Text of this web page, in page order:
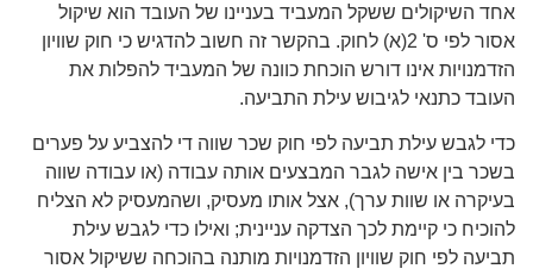
אחד השיקולים ששקל המעביד בעניינו של העובד הוא שיקול
אסור לפי ס' 2(א) לחוק. בהקשר זה חשוב להדגיש כי חוק שוויון
הזדמנויות אינו דורש הוכחת כוונה של המעביד להפלות את
העובד כתנאי לגיבוש עילת התביעה.
כדי לגבש עילת תביעה לפי חוק שכר שווה די להצביע על פערים
בשכר בין אישה לגבר המבצעים אותה עבודה (או עבודה שווה
בעיקרה או שוות ערך), אצל אותו מעסיק, ושהמעסיק לא הצליח
להוכיח כי קיימת לכך הצדקה עניינית; ואילו כדי לגבש עילת
תביעה לפי חוק שוויון הזדמנויות מותנה בהוכחה ששיקול אסור